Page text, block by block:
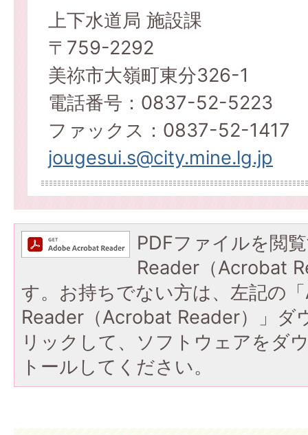
上下水道局 施設課
〒759-2292
美祢市大嶺町東分326-1
電話番号：0837-52-5223
ファックス：0837-52-1417
jougesui.s@city.mine.lg.jp
PDFファイルを閲
Reader（Acrobat
す。お持ちでない方は、左記の
Reader（Acrobat Reader）」ダ
リックして、ソフトウェアをダ
トールしてください。